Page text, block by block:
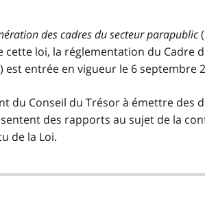
des cadres du secteur parapublic
cette loi, la réglementation du Cadre
entrée en vigueur le 6 septembre
du Conseil du Trésor à émettre des
des rapports au sujet de la
de la Loi.